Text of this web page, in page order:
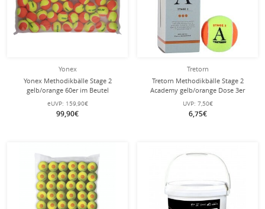
Yonex
Yonex Methodikbälle Stage 2
gelb/orange 60er im Beutel
eUVP: 159,90€
99,90€
Tretorn
Tretorn Methodikbälle Stage 2
Academy gelb/orange Dose 3er
UVP: 7,50€
6,75€